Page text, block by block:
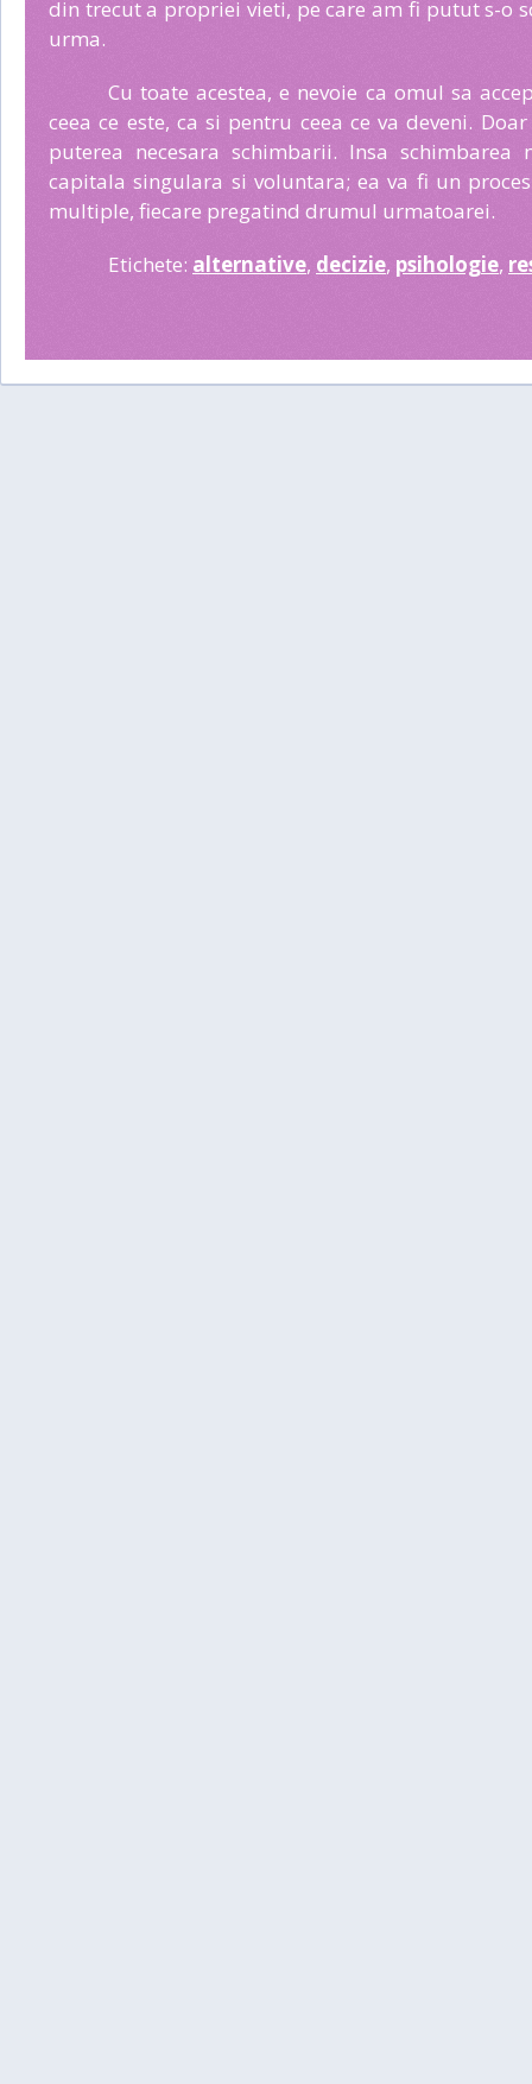
din trecut a propriei vieti, pe care am fi putut s-o
urma.
Cu toate acestea, e nevoie ca omul sa
ceea ce este, ca si pentru ceea ce va deveni.
puterea necesara schimbarii. Insa
capitala singulara si voluntara; ea va fi un
multiple, fiecare pregatind drumul urmatoarei.
Etichete: alternative, decizie, psihologie,